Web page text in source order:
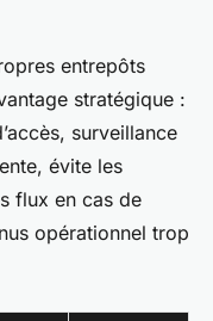
entrepôts
stratégique :
surveillance
évite les
flux en cas de
opérationnel trop